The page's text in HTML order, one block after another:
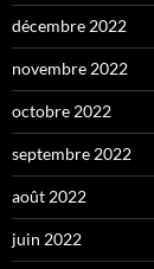
décembre 2022
novembre 2022
octobre 2022
septembre 2022
août 2022
juin 2022